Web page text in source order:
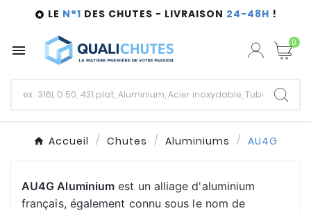
 LE N°1 DES CHUTES - LIVRAISON 24-48H !
 0
Accueil Chutes Aluminiums AU4G
AU4G Aluminium est un alliage d'aluminium